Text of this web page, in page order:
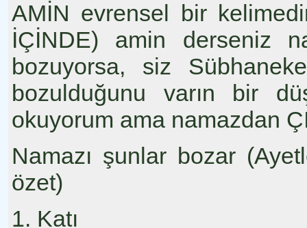
AMİN evrensel bir
İÇİNDE) amin derseniz
bozuyorsa, siz
bozulduğunu varın bir
okuyorum ama namazdan
Namazı şunlar bozar
özet)
1. Katı